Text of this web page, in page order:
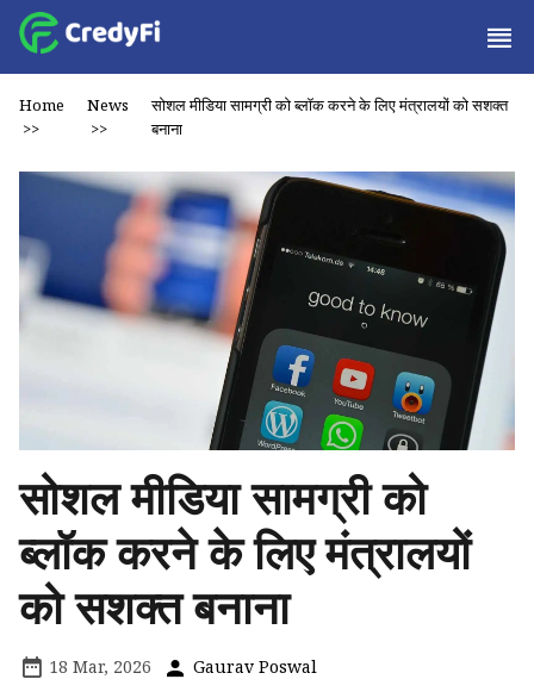
Home
>>
News
>>
सोशल मीडिया सामग्री को ब्लॉक करने के लिए मंत्रालयों को सशक्त
बनाना
सोशल मीडिया सामग्री को
ब्लॉक करने के लिए मंत्रालयों
को सशक्त बनाना
18 Mar, 2026 Gaurav Poswal